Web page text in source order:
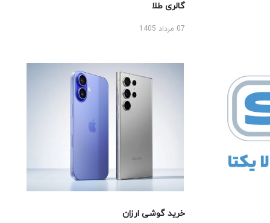
گالری طلا
07 مرداد 1405
خرید گوشی ارزان